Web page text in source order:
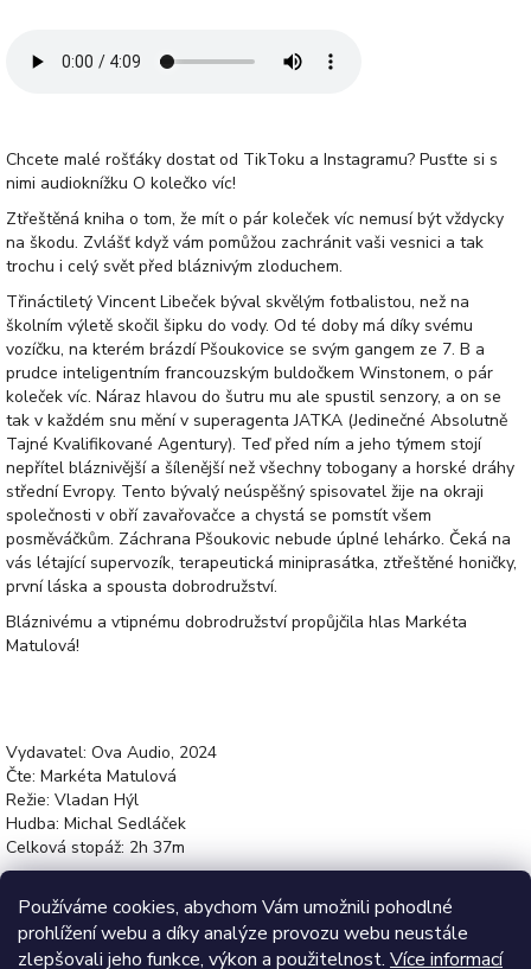
Používáme cookies, abychom Vám umožnili pohodlné
prohlížení webu a díky analýze provozu webu neustále
zlepšovali jeho funkce, výkon a použitelnost. Více informací
Chcete malé rošťáky dostat od TikToku a Instagramu? Pusťte si s
nimi audioknížku O kolečko víc!
Ztřeštěná kniha o tom, že mít o pár koleček víc nemusí být vždycky
na škodu. Zvlášť když vám pomůžou zachránit vaši vesnici a tak
trochu i celý svět před bláznivým zloduchem.
Třináctiletý Vincent Libeček býval skvělým fotbalistou, než na
školním výletě skočil šipku do vody. Od té doby má díky svému
vozíčku, na kterém brázdí Pšoukovice se svým gangem ze 7. B a
prudce inteligentním francouzským buldočkem Winstonem, o pár
koleček víc. Náraz hlavou do šutru mu ale spustil senzory, a on se
tak v každém snu mění v superagenta JATKA (Jedinečné Absolutně
Tajné Kvalifikované Agentury). Teď před ním a jeho týmem stojí
nepřítel bláznivější a šílenější než všechny tobogany a horské dráhy
střední Evropy. Tento bývalý neúspěšný spisovatel žije na okraji
společnosti v obří zavařovačce a chystá se pomstít všem
posměváčkům. Záchrana Pšoukovic nebude úplné lehárko. Čeká na
vás létající supervozík, terapeutická miniprasátka, ztřeštěné honičky,
první láska a spousta dobrodružství.
Bláznivému a vtipnému dobrodružství propůjčila hlas Markéta
Matulová!
Vydavatel: Ova Audio, 2024
Čte: Markéta Matulová
Režie: Vladan Hýl
Hudba: Michal Sedláček
Celková stopáž: 2h 37m
Informace pro vás